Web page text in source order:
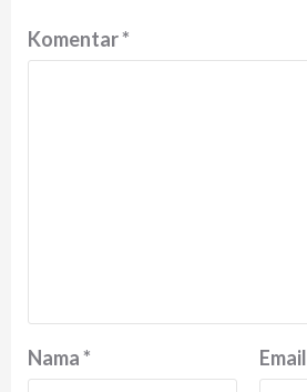
Komentar*
Nama* Email